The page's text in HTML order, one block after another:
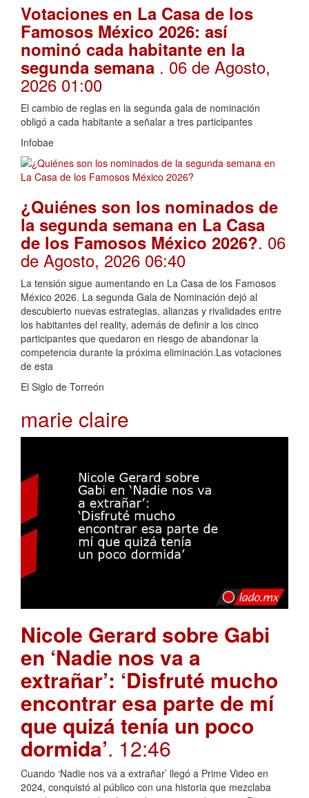
Votaciones en La Casa de los
Famosos México 2026: así
nominó cada habitante en la
segunda semana . 06 de Agosto,
2026 01:00
El cambio de reglas en la segunda gala de nominación
obligó a cada habitante a señalar a tres participantes
Infobae
¿Quiénes son los nominados de
la segunda semana en La Casa
de los Famosos México 2026?. 06
de Agosto, 2026 06:40
La tensión sigue aumentando en La Casa de los Famosos
México 2026. La segunda Gala de Nominación dejó al
descubierto nuevas estrategias, alianzas y rivalidades entre
los habitantes del reality, además de definir a los cinco
participantes que quedaron en riesgo de abandonar la
competencia durante la próxima eliminación.Las votaciones
de esta
El Siglo de Torreón
marie claire
Nicole Gerard sobre Gabi
en ‘Nadie nos va a
extrañar’: ‘Disfruté mucho
encontrar esa parte de mí
que quizá tenía un poco
dormida’. 12:46
Cuando ‘Nadie nos va a extrañar’ llegó a Prime Video en
2024, conquistó al público con una historia que mezclaba